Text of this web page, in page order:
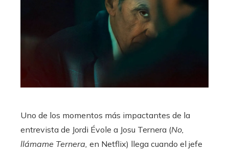
Uno de los momentos más impactantes de la
entrevista de Jordi Évole a Josu Ternera (No,
llámame Ternera, en Netflix) llega cuando el jefe